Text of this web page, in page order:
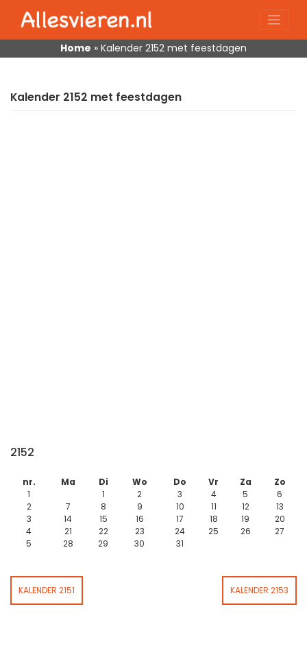
content
Home » Kalender 2152 met feestdagen
Kalender 2152 met feestdagen
2152
nr. Ma Di Wo Do Vr Za
Zo
1
1 2 3 4 5
6
2
7 8 9 10 11 12
13
3
14 15 16 17 18 19
20
4
21 22 23 24 25 26
27
5
28 29 30 31
KALENDER 2151 KALENDER 2153